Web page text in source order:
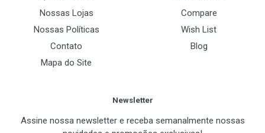
Maximo de Memoria Suportado
4GB
Slots de Expansão
Nossas Lojas
Nossas Políticas
Contato
Mapa do Site
Compare
Wish List
Blog
Newsletter
Assine nossa newsletter e receba semanalmente nossas